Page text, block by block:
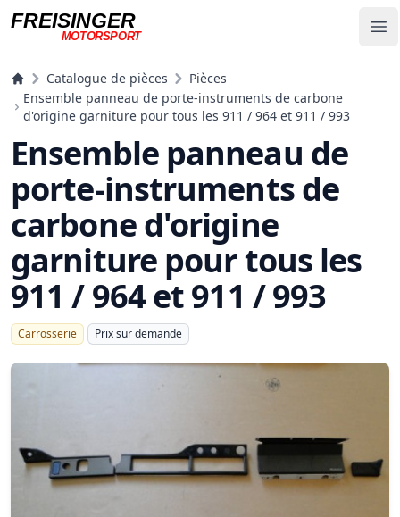
FREISINGER
MOTORSPORT
Catalogue de pièces
Pièces
Ensemble panneau de porte-instruments de carbone
d'origine garniture pour tous les 911 / 964 et 911 / 993
Ensemble panneau de
porte-instruments de
carbone d'origine
garniture pour tous les
911 / 964 et 911 / 993
Carrosserie Prix ​​sur demande